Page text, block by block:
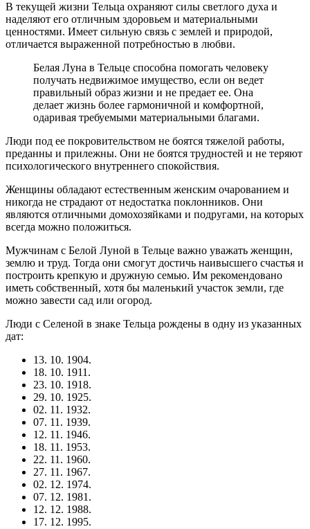
В текущей жизни Тельца охраняют силы светлого духа и
наделяют его отличным здоровьем и материальными
ценностями. Имеет сильную связь с землей и природой,
отличается выраженной потребностью в любви.
Белая Луна в Тельце способна помогать человеку
получать недвижимое имущество, если он ведет
правильный образ жизни и не предает ее. Она
делает жизнь более гармоничной и комфортной,
одаривая требуемыми материальными благами.
Люди под ее покровительством не боятся тяжелой работы,
преданны и прилежны. Они не боятся трудностей и не теряют
психологического внутреннего спокойствия.
Женщины обладают естественным женским очарованием и
никогда не страдают от недостатка поклонников. Они
являются отличными домохозяйками и подругами, на которых
всегда можно положиться.
Мужчинам с Белой Луной в Тельце важно уважать женщин,
землю и труд. Тогда они смогут достичь наивысшего счастья и
построить крепкую и дружную семью. Им рекомендовано
иметь собственный, хотя бы маленький участок земли, где
можно завести сад или огород.
Люди с Селеной в знаке Тельца рождены в одну из указанных
дат:
13. 10. 1904.
18. 10. 1911.
23. 10. 1918.
29. 10. 1925.
02. 11. 1932.
07. 11. 1939.
12. 11. 1946.
18. 11. 1953.
22. 11. 1960.
27. 11. 1967.
02. 12. 1974.
07. 12. 1981.
12. 12. 1988.
17. 12. 1995.